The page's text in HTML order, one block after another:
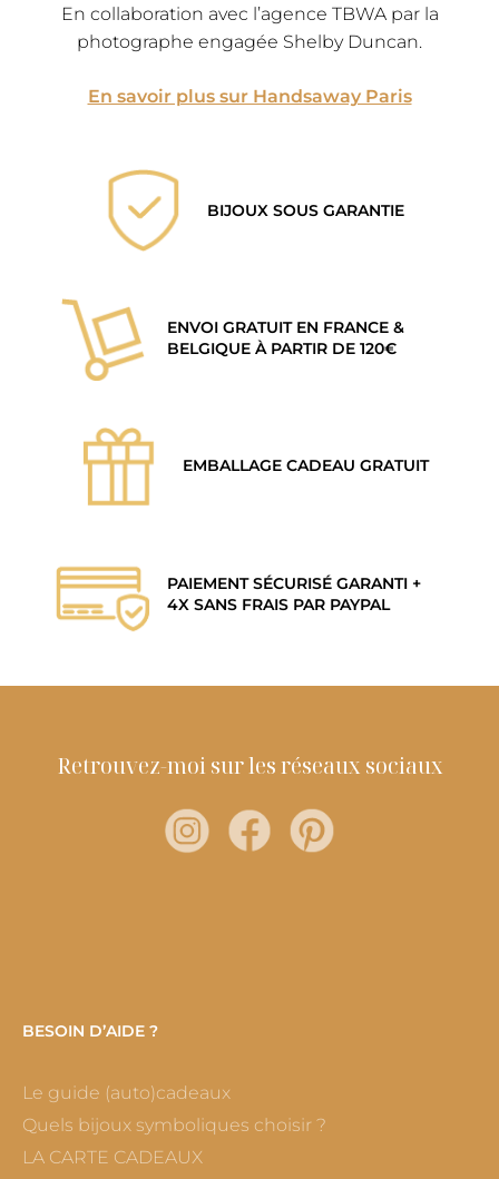
En collaboration avec l’agence TBWA par la
photographe engagée Shelby Duncan.
En savoir plus sur Handsaway Paris
BIJOUX SOUS GARANTIE
ENVOI GRATUIT EN FRANCE &
BELGIQUE À PARTIR DE 120€
EMBALLAGE CADEAU GRATUIT
PAIEMENT SÉCURISÉ GARANTI +
4X SANS FRAIS PAR PAYPAL
Retrouvez-moi sur les réseaux sociaux
BESOIN D’AIDE ?
Le guide (auto)cadeaux
Quels bijoux symboliques choisir ?
LA CARTE CADEAUX